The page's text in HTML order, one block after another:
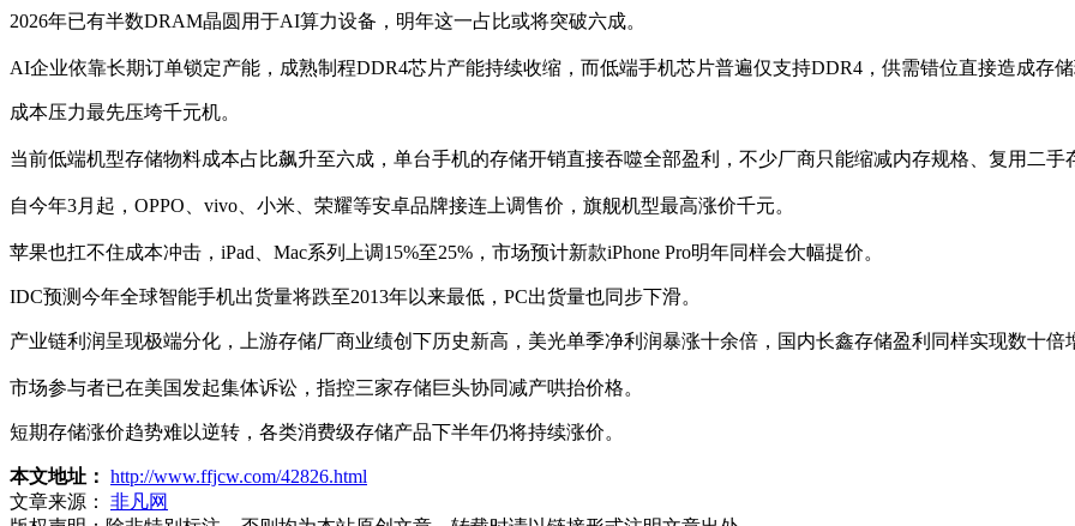
2026年已有半数DRAM晶圆用于AI算力设备，明年这一占比或将突破六成。
AI企业依靠长期订单锁定产能，成熟制程DDR4芯片产能持续收缩，而低端手机芯片普遍仅支持DDR4，供需错位直接造成存
成本压力最先压垮千元机。
当前低端机型存储物料成本占比飙升至六成，单台手机的存储开销直接吞噬全部盈利，不少厂商只能缩减内存规格、复用二
自今年3月起，OPPO、vivo、小米、荣耀等安卓品牌接连上调售价，旗舰机型最高涨价千元。
苹果也扛不住成本冲击，iPad、Mac系列上调15%至25%，市场预计新款iPhone Pro明年同样会大幅提价。
IDC预测今年全球智能手机出货量将跌至2013年以来最低，PC出货量也同步下滑。
产业链利润呈现极端分化，上游存储厂商业绩创下历史新高，美光单季净利润暴涨十余倍，国内长鑫存储盈利同样实现数十倍
市场参与者已在美国发起集体诉讼，指控三家存储巨头协同减产哄抬价格。
短期存储涨价趋势难以逆转，各类消费级存储产品下半年仍将持续涨价。
本文地址： http://www.ffjcw.com/42826.html
文章来源：
非凡网